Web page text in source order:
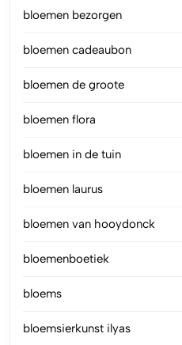
bloemen bezorgen
bloemen cadeaubon
bloemen de groote
bloemen flora
bloemen in de tuin
bloemen laurus
bloemen van hooydonck
bloemenboetiek
bloems
bloemsierkunst ilyas